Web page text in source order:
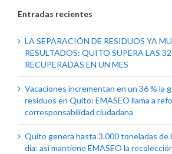
Entradas recientes
LA SEPARACIÓN DE RESIDUOS YA
RESULTADOS: QUITO SUPERA LAS
RECUPERADAS EN UN MES
Vacaciones incrementan en un 36 % la
residuos en Quito: EMASEO llama a
corresponsabilidad ciudadana
Quito genera hasta 3.000 toneladas de
día: así mantiene EMASEO la